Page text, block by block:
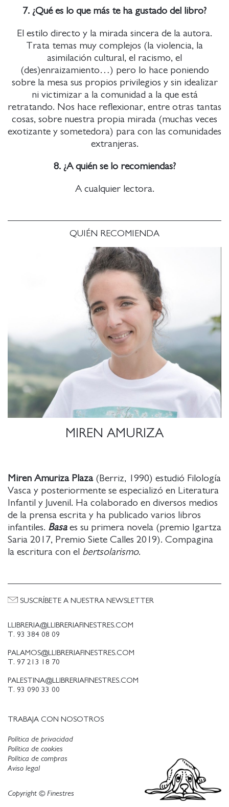
7. ¿Qué es lo que más te ha gustado del libro?
El estilo directo y la mirada sincera de la autora.
Trata temas muy complejos (la violencia, la
asimilación cultural, el racismo, el
(des)enraizamiento…) pero lo hace poniendo
sobre la mesa sus propios privilegios y sin idealizar
ni victimizar a la comunidad a la que está
retratando. Nos hace reflexionar, entre otras tantas
cosas, sobre nuestra propia mirada (muchas veces
exotizante y sometedora) para con las comunidades
extranjeras.
8. ¿A quién se lo recomiendas?
A cualquier lectora.
QUIÉN RECOMIENDA
MIREN AMURIZA
Miren Amuriza Plaza(Berriz, 1990) estudió Filología
Vasca y posteriormente se especializó en Literatura
Infantil y Juvenil. Ha colaborado en diversos medios
de la prensa escrita y ha publicado varios libros
infantiles. Basa es su primera novela (premio Igartza
Saria 2017, Premio Siete Calles 2019). Compagina
la escritura con el bertsolarismo.
LLIBRERIA@LLIBRERIAFINESTRES.COM
T. 93 384 08 09
PALAMOS@LLIBRERIAFINESTRES.COM
T. 97 213 18 70
PALESTINA@LLIBRERIAFINESTRES.COM
T. 93 090 33 00
TRABAJA CON NOSOTROS
SUSCRÍBETE A NUESTRA NEWSLETTER
Política de privacidad
Política de cookies
Aviso legal
Política de compras
Copyright © Finestres